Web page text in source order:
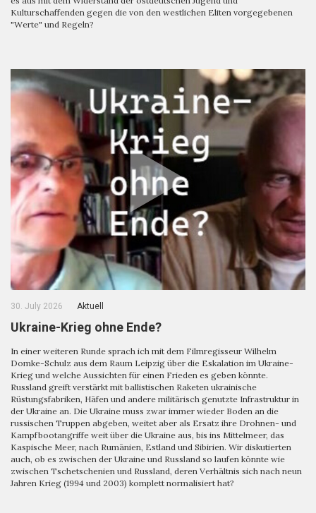
Kulturschaffenden gegen die von den westlichen Eliten vorgegebenen
"Werte" und Regeln?
30. July 2026 Aktuell
Ukraine-Krieg ohne Ende?
In einer weiteren Runde sprach ich mit dem Filmregisseur Wilhelm
Domke-Schulz aus dem Raum Leipzig über die Eskalation im Ukraine-
Krieg und welche Aussichten für einen Frieden es geben könnte.
Russland greift verstärkt mit ballistischen Raketen ukrainische
Rüstungsfabriken, Häfen und andere militärisch genutzte Infrastruktur in
der Ukraine an. Die Ukraine muss zwar immer wieder Boden an die
russischen Truppen abgeben, weitet aber als Ersatz ihre Drohnen- und
Kampfbootangriffe weit über die Ukraine aus, bis ins Mittelmeer, das
Kaspische Meer, nach Rumänien, Estland und Sibirien. Wir diskutierten
auch, ob es zwischen der Ukraine und Russland so laufen könnte wie
zwischen Tschetschenien und Russland, deren Verhältnis sich nach neun
Jahren Krieg (1994 und 2003) komplett normalisiert hat?